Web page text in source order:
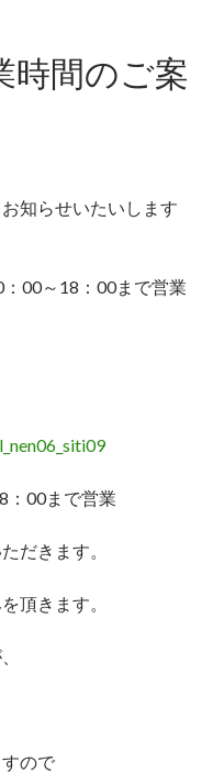
時間のご案
知らせいたいします
～18：00まで営業
まで営業
きます。
頂きます。
ので